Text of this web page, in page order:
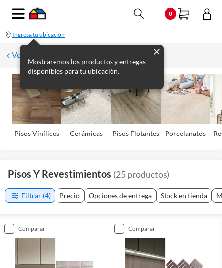
0
Ingresa tu ubicación
Mostraremos los productos y entregas
disponibles para tu ubicación.
Volver
Pisos Viní­licos Cerámicas Pisos Flotantes Porcelanatos
Pisos Y Revestimientos (25productos)
Filtrar (4) Precio Opciones de entrega Stock en tienda
comparar comparar